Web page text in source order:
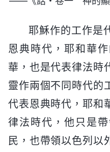
耶穌作的工作是
恩典時代，耶和華
華，也是代表律法時
靈作兩個不同時代的
代表恩典時代，耶和
律法時代，他只是
民，也帶領以色列以